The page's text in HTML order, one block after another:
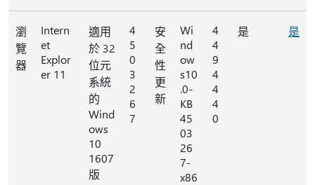
瀏
覽
器
Intern
et
Explor
er 11
適用
於 32
位元
系統
的
Wind
ows
10
1607
版
4
5
0
3
2
6
7
安
全
性
更
新
Wi
nd
ow
s10
.0-
KB
45
03
26
7-
x86
4
4
9
4
4
4
0
是 是